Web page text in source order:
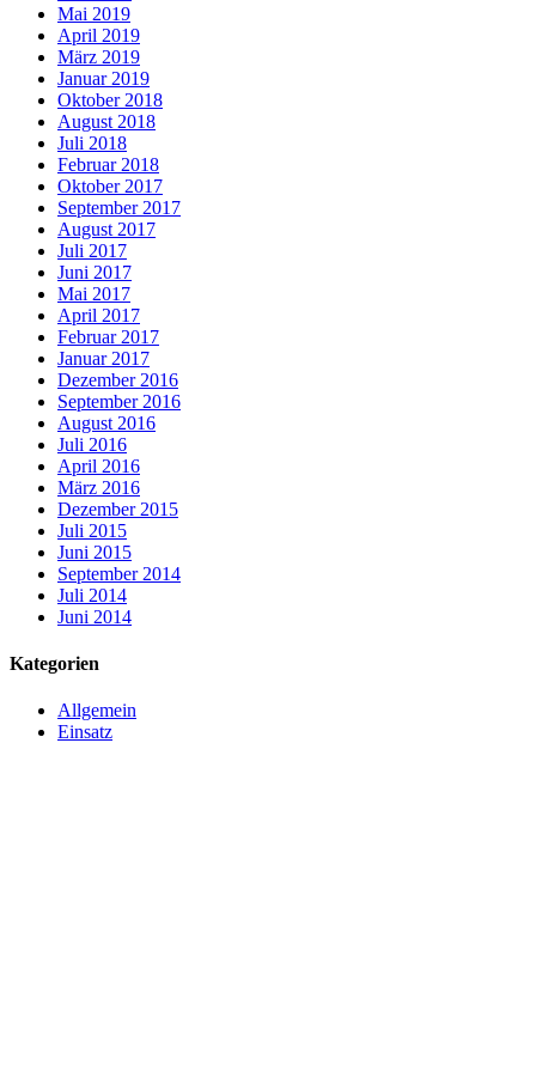
Mai 2019
April 2019
März 2019
Januar 2019
Oktober 2018
August 2018
Juli 2018
Februar 2018
Oktober 2017
September 2017
August 2017
Juli 2017
Juni 2017
Mai 2017
April 2017
Februar 2017
Januar 2017
Dezember 2016
September 2016
August 2016
Juli 2016
April 2016
März 2016
Dezember 2015
Juli 2015
Juni 2015
September 2014
Juli 2014
Juni 2014
Kategorien
Allgemein
Einsatz